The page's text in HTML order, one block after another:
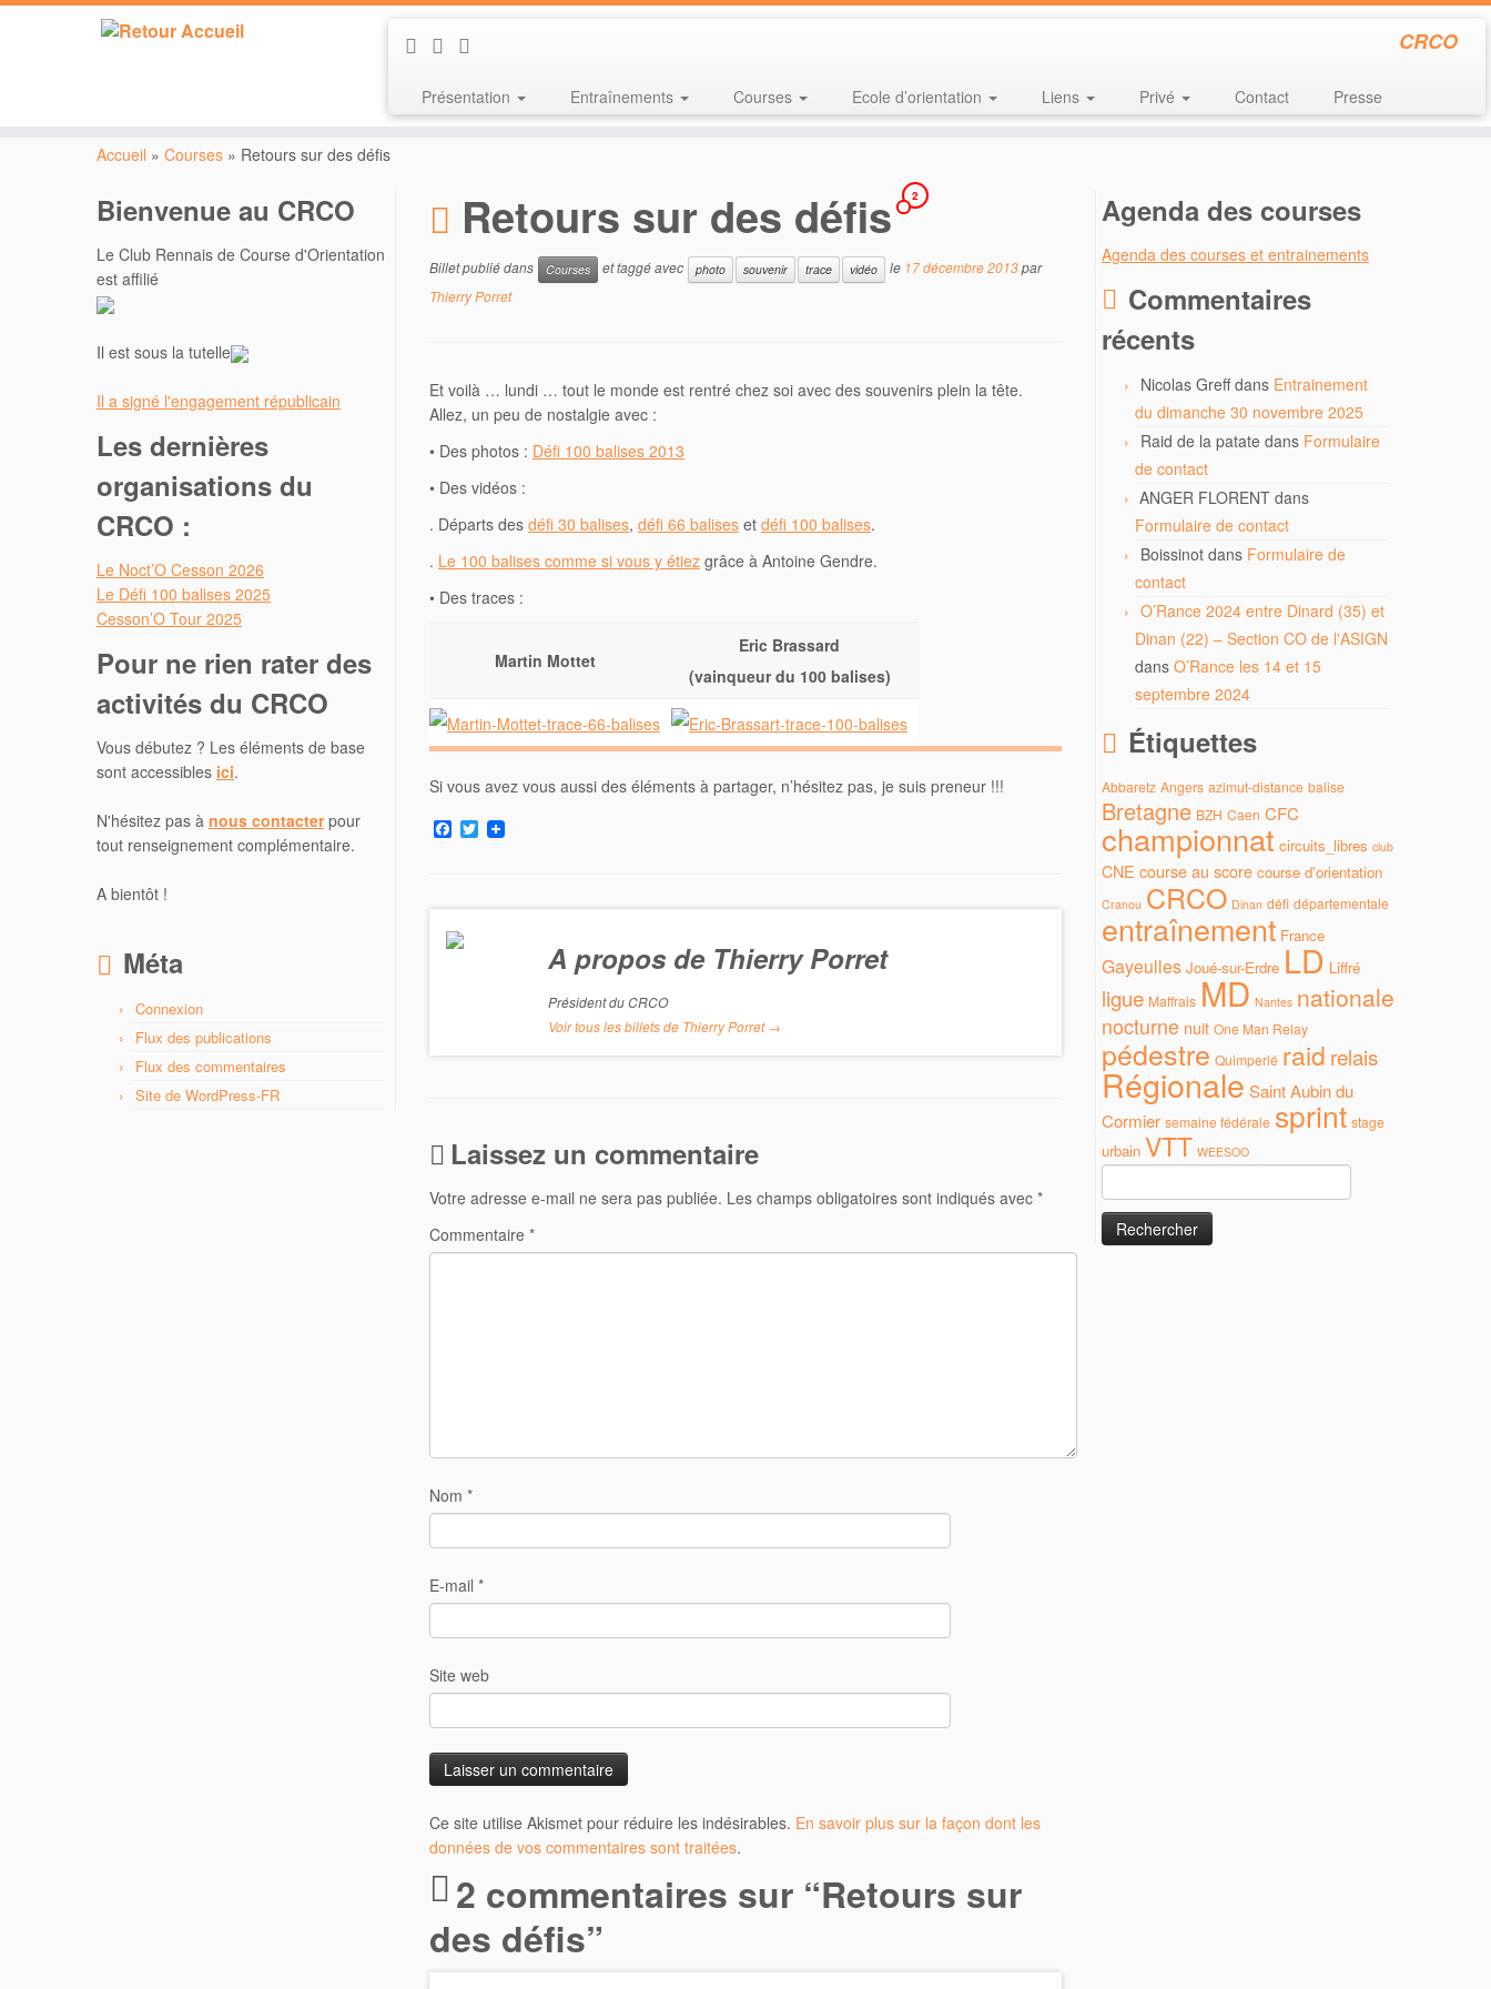
CRCO
Présentation Entraînements Courses Ecole d’orientation Liens Privé Contact Presse
Accueil » Courses » Retours sur des défis
Bienvenue au CRCO
Le Club Rennais de Course d'Orientation
est affilié
Il est sous la tutelle
Il a signé l'engagement républicain
Les dernières
organisations du
CRCO :
Le Noct’O Cesson 2026
Le Défi 100 balises 2025
Cesson’O Tour 2025
Pour ne rien rater des
activités du CRCO
Vous débutez ? Les éléments de base
sont accessibles ici.
N'hésitez pas à nous contacterpour
tout renseignement complémentaire.
A bientôt !
Méta
Connexion
Flux des publications
Flux des commentaires
Site de WordPress-FR
Retours sur des défis 2
Billet publié dans Courses et taggé avec photo souvenir trace vidéo le 17 décembre 2013par
Thierry Porret
Et voilà … lundi … tout le monde est rentré chez soi avec des souvenirs plein la tête.
Allez, un peu de nostalgie avec :
• Des photos : Défi 100 balises 2013
• Des vidéos :
. Départs des défi 30 balises, défi 66 balises et défi 100 balises.
. Le 100 balises comme si vous y étiez grâce à Antoine Gendre.
• Des traces :
Martin Mottet
Eric Brassard
(vainqueur du 100 balises)
Si vous avez vous aussi des éléments à partager, n’hésitez pas, je suis preneur !!!
F
a
o
o
k
T
w
e
A propos de Thierry Porret
Président du CRCO
Voir tous les billets de Thierry Porret→
Laissez un commentaire
Votre adresse e-mail ne sera pas publiée. Les champs obligatoires sont indiqués avec *
Commentaire *
Nom *
E-mail *
Site web
Ce site utilise Akismet pour réduire les indésirables. En savoir plus sur la façon dont les
données de vos commentaires sont traitées.
2 commentaires sur “Retours sur
des défis”
Agenda des courses
Agenda des courses et entrainements
Commentaires
récents
Nicolas Greffdans Entrainement
du dimanche 30 novembre 2025
Raid de la patate dans Formulaire
de contact
ANGER FLORENT dans
Formulaire de contact
Boissinot dans Formulaire de
contact
O’Rance 2024 entre Dinard (35) et
Dinan (22) – Section CO de l'ASIGN
dans O’Rance les 14 et 15
septembre 2024
Étiquettes
Abbaretz Angers azimut-distance balise
Bretagne BZH Caen CFC
championnat circuits_libres club
CNE course au score course d'orientation
Cranou CRCO Dinan défi départementale
entraînement France
Gayeulles Joué-sur-Erdre LD Liffré
ligue Maffrais MD Nantes nationale
nocturne nuit One Man Relay
pédestre Quimperlé raid relais
Régionale Saint Aubin du
Cormier semaine fédérale sprint stage
urbain VTT WEESOO